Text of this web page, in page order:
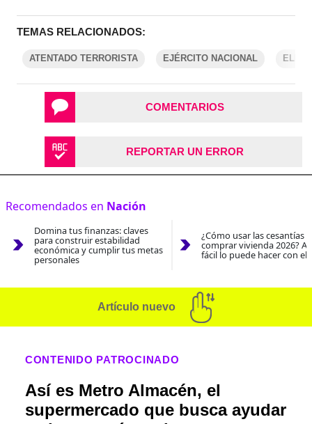
TEMAS RELACIONADOS:
ATENTADO TERRORISTA EJÉRCITO NACIONAL ELN
COMENTARIOS
REPORTAR UN ERROR
Recomendados en Nación
Domina tus finanzas: claves
para construir estabilidad
económica y cumplir tus metas
personales
¿Cómo usar las cesantías
comprar vivienda 2026?
fácil lo puede hacer con el
Artículo nuevo
CONTENIDO PATROCINADO
Así es Metro Almacén, el
supermercado que busca ayudar